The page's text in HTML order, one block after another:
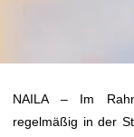
NAILA – Im
regelmäßig in der